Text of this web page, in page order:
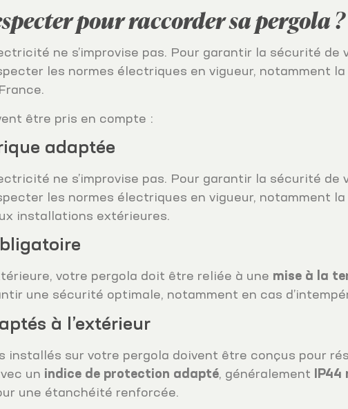
pour raccorder sa pergola ?
ne s’improvise pas. Pour garantir la sécurité
les normes électriques en vigueur, notamment la
être pris en compte :
adaptée
ne s’improvise pas. Pour garantir la sécurité
les normes électriques en vigueur, notamment la
installations extérieures.
votre pergola doit être reliée à une mise à la
une sécurité optimale, notamment en cas
à l’extérieur
installés sur votre pergola doivent être conçus pour
un indice de protection adapté, généralement
une étanchéité renforcée.